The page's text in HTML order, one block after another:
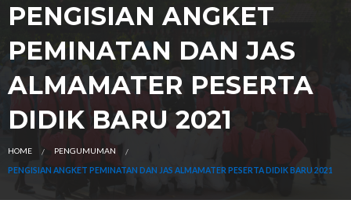
PENGISIAN ANGKET
PEMINATAN DAN JAS
ALMAMATER PESERTA
DIDIK BARU 2021
HOME PENGUMUMAN
PENGISIAN ANGKET PEMINATAN DAN JAS ALMAMATER PESERTA DIDIK BARU 2021